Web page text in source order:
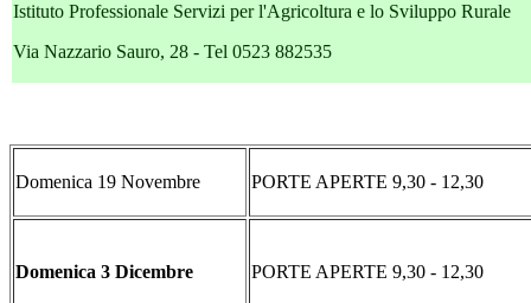
Istituto Professionale Servizi per l'Agricoltura e lo Sviluppo Rurale
Via Nazzario Sauro, 28 - Tel 0523 882535
Domenica 19 Novembre PORTE APERTE 9,30 - 12,30
Domenica 3 Dicembre PORTE APERTE 9,30 -